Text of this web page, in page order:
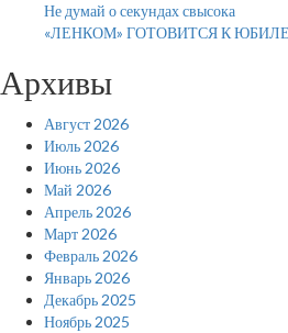
Не думай о секундах свысока
«ЛЕНКОМ» ГОТОВИТСЯ К
Архивы
Август 2026
Июль 2026
Июнь 2026
Май 2026
Апрель 2026
Март 2026
Февраль 2026
Январь 2026
Декабрь 2025
Ноябрь 2025